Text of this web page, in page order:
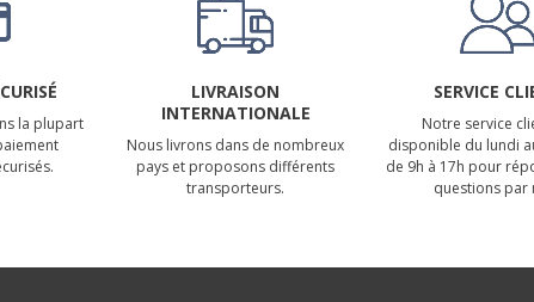
la plupart
LIVRAISON
INTERNATIONALE
Nous livrons dans de nombreux
pays et proposons différents
transporteurs.
SERVICE
Notre service
disponible du lundi
de 9h à 17h pour
questions par